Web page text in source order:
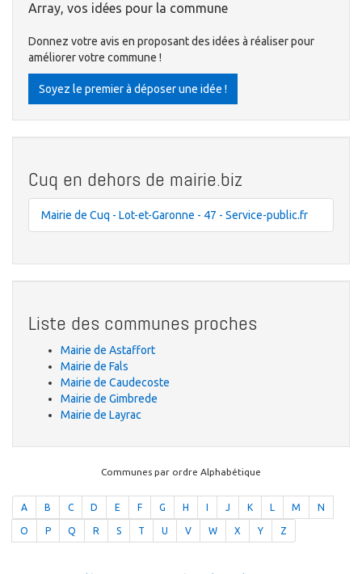
Array, vos idées pour la commune
Donnez votre avis en proposant des idées à réaliser pour
améliorer votre commune !
Soyez le premier à déposer une idée !
Cuq en dehors de mairie.biz
Mairie de Cuq - Lot-et-Garonne - 47 - Service-public.fr
Liste des communes proches
Mairie de Astaffort
Mairie de Fals
Mairie de Caudecoste
Mairie de Gimbrede
Mairie de Layrac
Communes par ordre Alphabétique
A B C D E F G H J K L M N
O P Q R S T U V W X Y Z